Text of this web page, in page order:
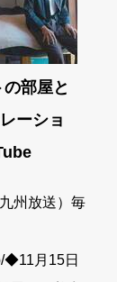
の部屋と
ーショ
州放送）毎
◆11月15日